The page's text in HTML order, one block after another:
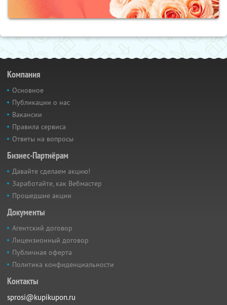
Компания
Основное
Публикации о нас
Вакансии
Правила сервиса
Ответы на вопросы
Бизнес-Партнёрам
Давайте сделаем акцию!
Заработайте, как Вебмастер
Прошедшие акции
Документы
Агентский договор
Лицензионный договор
Публичная оферта
Политика конфиденциальности
Контакты
sprosi@kupikupon.ru